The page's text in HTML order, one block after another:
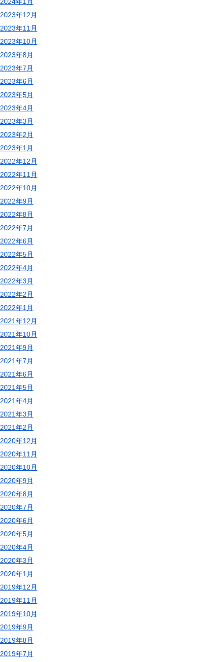
2023年12月
2023年11月
2023年10月
2023年8月
2023年7月
2023年6月
2023年5月
2023年4月
2023年3月
2023年2月
2023年1月
2022年12月
2022年11月
2022年10月
2022年9月
2022年8月
2022年7月
2022年6月
2022年5月
2022年4月
2022年3月
2022年2月
2022年1月
2021年12月
2021年10月
2021年9月
2021年7月
2021年6月
2021年5月
2021年4月
2021年3月
2021年2月
2020年12月
2020年11月
2020年10月
2020年9月
2020年8月
2020年7月
2020年6月
2020年5月
2020年4月
2020年3月
2020年1月
2019年12月
2019年11月
2019年10月
2019年9月
2019年8月
2019年7月